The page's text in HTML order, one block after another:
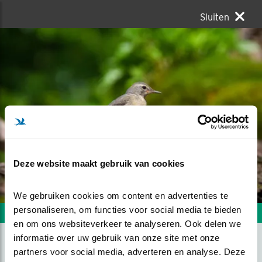
Deze website maakt gebruik van cookies
We gebruiken cookies om content en advertenties te
personaliseren, om functies voor social media te bieden
en om ons websiteverkeer te analyseren. Ook delen we
informatie over uw gebruik van onze site met onze
partners voor social media, adverteren en analyse. Deze
Sluiten
Volgende foto Vorige foto